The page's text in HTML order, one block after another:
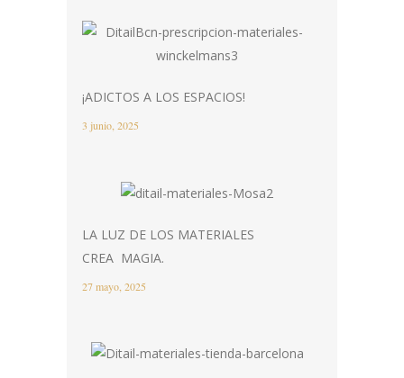
¡ADICTOS A LOS ESPACIOS!
3 junio, 2025
LA LUZ DE LOS MATERIALES
CREA MAGIA.
27 mayo, 2025